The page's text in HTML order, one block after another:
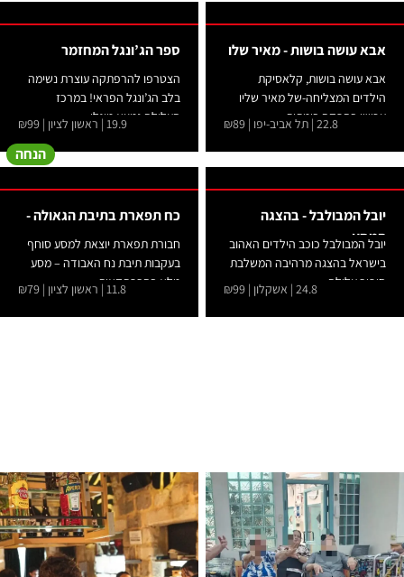
אבא עושה בושות - מאיר שלו
-אבא עושה בושות, קלאסיקת
הילדים המצליחה-של מאיר שליו
עכשיו בהפקה בימתית...
22.8 | תל אביב-יפו | ₪89
ספר הג’ונגל המחזמר
הצטרפו להרפתקה עוצרת נשימה
בלב הג’ונגל הפראי! במרכז
העלילה נמצא מוגלי...
19.9 | ראשון לציון | ₪99
יובל המבולבל - בהצגה
המסע
יובל המבולבל כוכב הילדים האהוב
בישראל בהצגה מרהיבה המשלבת
סיפור עלילה...
24.8 | אשקלון | ₪99
הנחה
כח תפארת בתיבת הגאולה -
חבורת תפארת יוצאת למסע סוחף
בעקבות תיבת נח האבודה – מסע
מלא בהרפתקאות,...
11.8 | ראשון לציון | ₪79